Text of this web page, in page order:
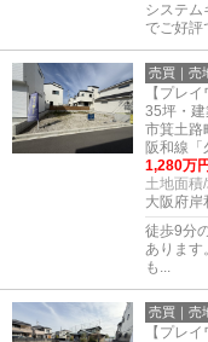
システム
でご好評
売買｜売
【プレ
35坪・建
市箕土路
阪和線
1,280万円
土地面積
大阪府岸
徒歩9分
あります
も...
売買｜売
【プレ